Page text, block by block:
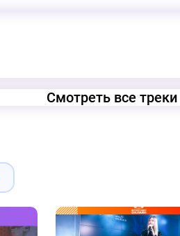
Смотреть все треки